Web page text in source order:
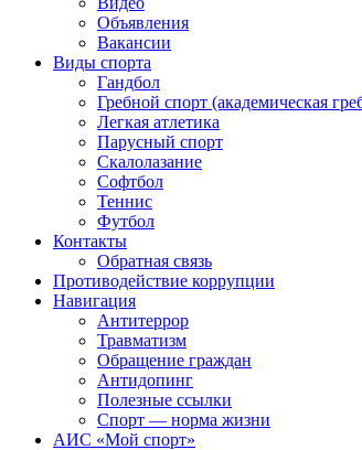
Объявления
Вакансии
Виды спорта
Гандбол
Гребной спорт (академическая
Легкая атлетика
Парусный спорт
Скалолазание
Софтбол
Теннис
Футбол
Контакты
Обратная связь
Противодействие коррупции
Навигация
Антитеррор
Травматизм
Обращение граждан
Антидопинг
Полезные ссылки
Спорт — норма жизни
АИС «Мой спорт»